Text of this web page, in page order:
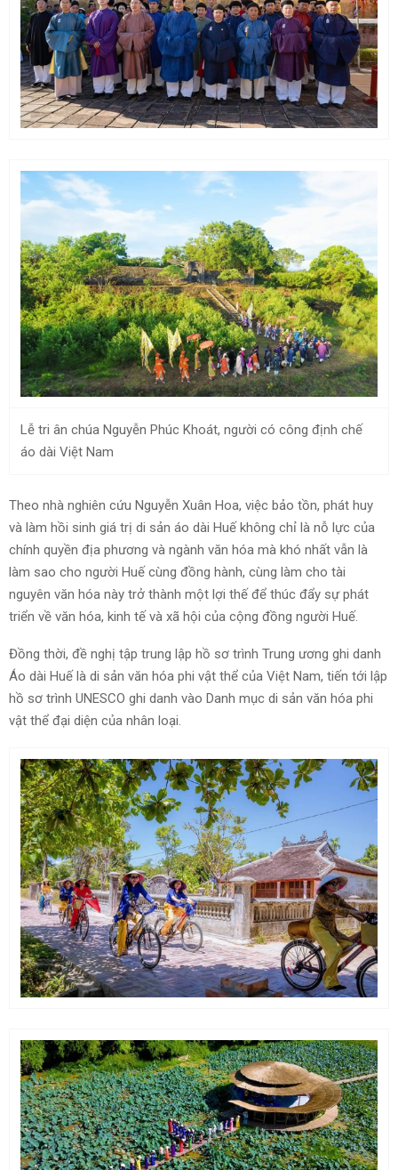
Lễ tri ân chúa Nguyễn Phúc Khoát, người có công định chế
áo dài Việt Nam
Theo nhà nghiên cứu Nguyễn Xuân Hoa, việc bảo tồn, phát huy
và làm hồi sinh giá trị di sản áo dài Huế không chỉ là nỗ lực của
chính quyền địa phương và ngành văn hóa mà khó nhất vẫn là
làm sao cho người Huế cùng đồng hành, cùng làm cho tài
nguyên văn hóa này trở thành một lợi thế để thúc đẩy sự phát
triển về văn hóa, kinh tế và xã hội của cộng đồng người Huế.
Đồng thời, đề nghị tập trung lập hồ sơ trình Trung ương ghi danh
Áo dài Huế là di sản văn hóa phi vật thể của Việt Nam, tiến tới lập
hồ sơ trình UNESCO ghi danh vào Danh mục di sản văn hóa phi
vật thể đại diện của nhân loại.